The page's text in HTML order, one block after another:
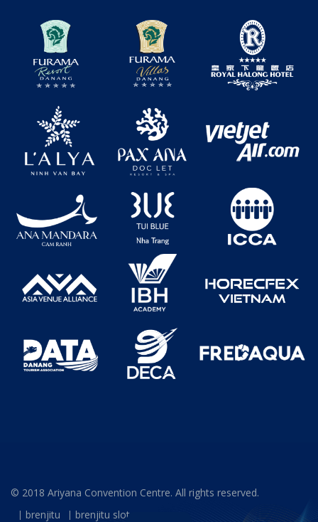
© 2018 Ariyana Convention Centre. All rights reserved.
brenjitu
brenjitu slot